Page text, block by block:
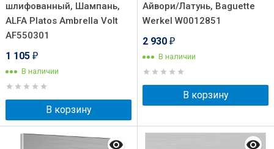
шлифованный, Шампань,
ALFA Platos Ambrella Volt
AF550301
1 105 ₽
В наличии
В корзину
Айвори/Латунь, Baguette
Werkel W0012851
2 930 ₽
В наличии
В корзину